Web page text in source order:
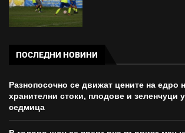
ПОСЛЕДНИ НОВИНИ
Разнопосочно се движат цените на едро
хранителни стоки, плодове и зеленчуци
седмица